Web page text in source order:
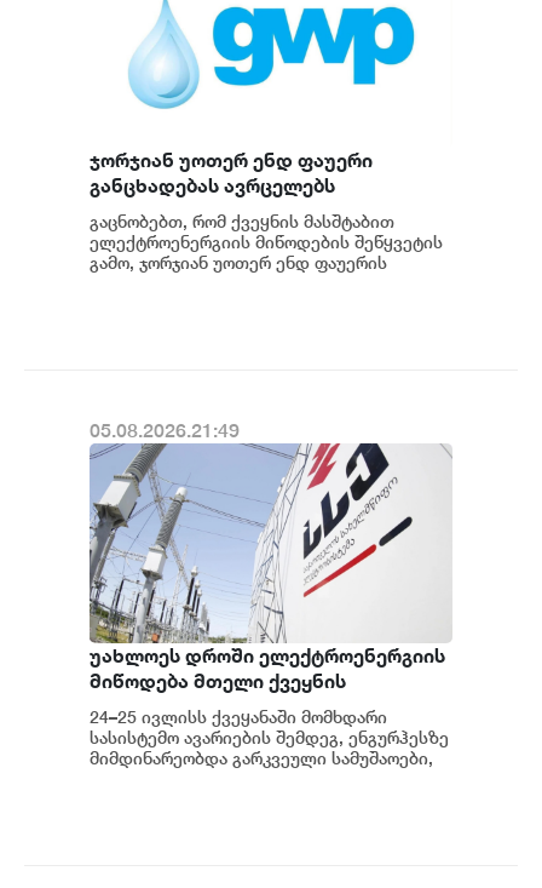
ჯორჯიან უოთერ ენდ ფაუერი
განცხადებას ავრცელებს
გაცნობებთ, რომ ქვეყნის მასშტაბით
ელექტროენერგიის მიწოდების შეწყვეტის
გამო, ჯორჯიან უოთერ ენდ ფაუერის
05.08.2026.21:49
უახლოეს დროში ელექტროენერგიის
მიწოდება მთელი ქვეყნის
მასშტაბით აღდგება - საქართველოს
სახელმწიფო ელექტროსისტემა
24–25 ივლისს ქვეყანაში მომხდარი
სასისტემო ავარიების შემდეგ, ენგურჰესზე
მიმდინარეობდა გარკვეული სამუშაოები,